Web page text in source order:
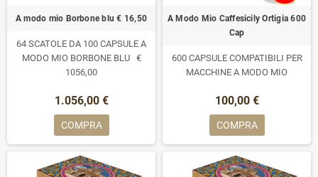
A modo mio Borbone blu € 16,50
64 SCATOLE DA 100 CAPSULE A
MODO MIO BORBONE BLU €
1056,00
1.056,00 €
COMPRA
A Modo Mio Caffesicily Ortigia 600
Cap
600 CAPSULE COMPATIBILI PER
MACCHINE A MODO MIO
100,00 €
COMPRA